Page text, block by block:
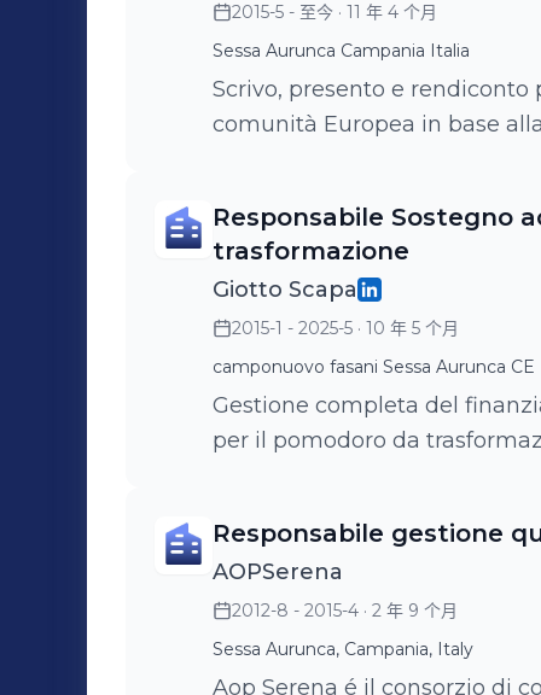
Certificazioni BRC, IFS,
Biologico, ISO 22000, filiera
codici EAN indicod – GSI; •
/ export; • Supporto al RSPP e
2015-5 - 至今 · 11 年 4 个月
Sessa Aurunca Campania Italia
Scrivo, presento e
comunità Europea in base
Responsabile Sostegno
trasformazione
Giotto Scapa
2015-1 - 2025-5 · 10 年 5 个月
camponuovo fasani Sessa Aurunca CE
Gestione completa del
per il pomodoro da
Responsabile gestione
AOPSerena
2012-8 - 2015-4 · 2 年 9 个月
Sessa Aurunca, Campania, Italy
Aop Serena é il consorzio di